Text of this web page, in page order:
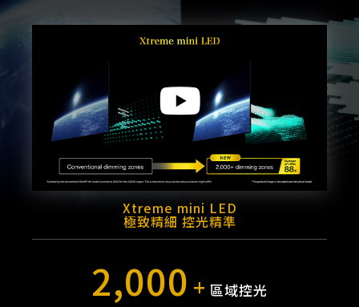
Xtreme mini LED
極致精細 控光精準
2,000 + 區域控光